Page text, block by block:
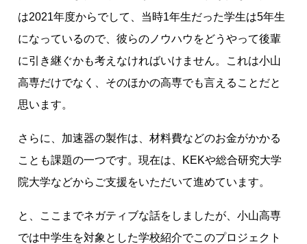
は2021年度からでして、当時1年生だった学生は5年生
になっているので、彼らのノウハウをどうやって後輩
に引き継ぐかも考えなければいけません。これは小山
高専だけでなく、そのほかの高専でも言えることだと
思います。
さらに、加速器の製作は、材料費などのお金がかかる
ことも課題の一つです。現在は、KEKや総合研究大学
院大学などからご支援をいただいて進めています。
と、ここまでネガティブな話をしましたが、小山高専
では中学生を対象とした学校紹介でこのプロジェクト